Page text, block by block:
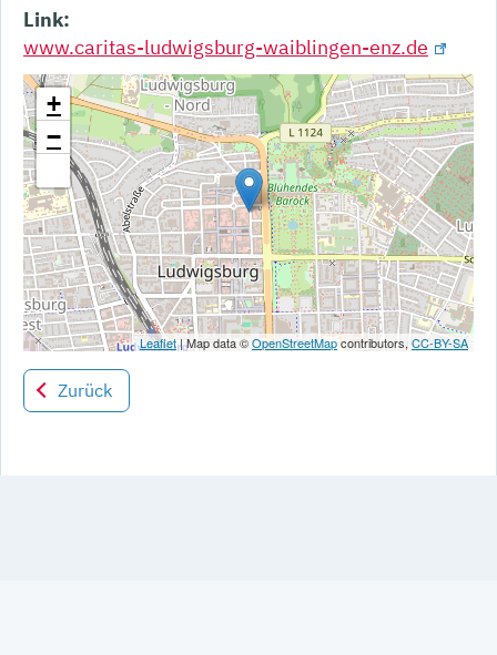
Link:
www.caritas-ludwigsburg-waiblingen-enz.de
+
−
Leaflet| Map data ©OpenStreetMapcontributors, CC-BY-SA
Zurück